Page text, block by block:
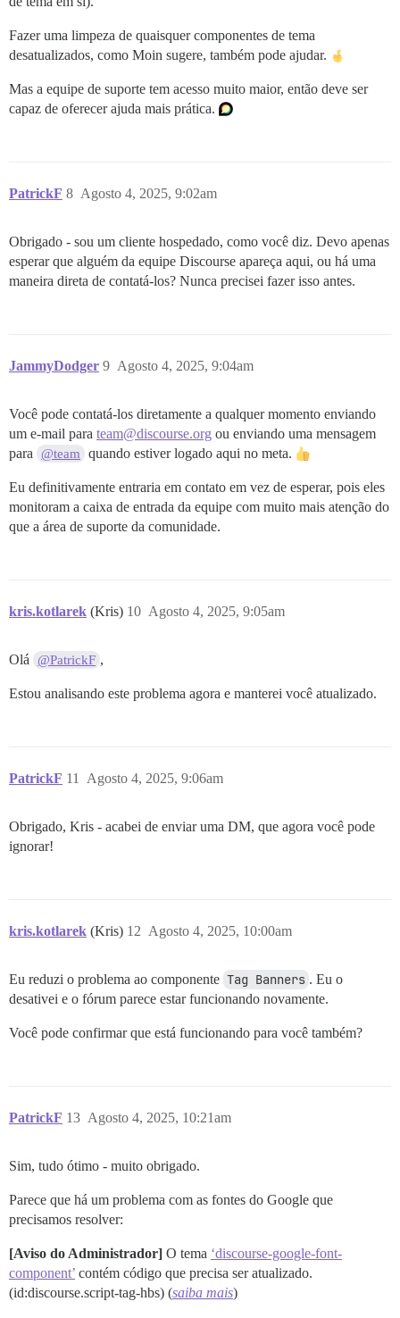
Fazer uma limpeza de quaisquer componentes de tema
desatualizados, como Moin sugere, também pode ajudar.
Mas a equipe de suporte tem acesso muito maior, então deve ser
capaz de oferecer ajuda mais prática.
PatrickF Agosto 4, 2025, 9:02am
8
Obrigado - sou um cliente hospedado, como você diz. Devo apenas
esperar que alguém da equipe Discourse apareça aqui, ou há uma
maneira direta de contatá-los? Nunca precisei fazer isso antes.
JammyDodger Agosto 4, 2025, 9:04am
9
Você pode contatá-los diretamente a qualquer momento enviando
um e-mail para team@discourse.org ou enviando uma mensagem
para
@team quando estiver logado aqui no meta.
Eu definitivamente entraria em contato em vez de esperar, pois eles
monitoram a caixa de entrada da equipe com muito mais atenção do
que a área de suporte da comunidade.
kris.kotlarek (Kris) Agosto 4, 2025, 9:05am
10
Olá @PatrickF ,
Estou analisando este problema agora e manterei você atualizado.
PatrickF Agosto 4, 2025, 9:06am
11
Obrigado, Kris - acabei de enviar uma DM, que agora você pode
ignorar!
kris.kotlarek (Kris) Agosto 4, 2025, 10:00am
12
Eu reduzi o problema ao componente Tag Banners . Eu o
desativei e o fórum parece estar funcionando novamente.
Você pode confirmar que está funcionando para você também?
PatrickF Agosto 4, 2025, 10:21am
13
Sim, tudo ótimo - muito obrigado.
Parece que há um problema com as fontes do Google que
precisamos resolver:
[Aviso do Administrador] O tema ‘discourse-google-font-
component’ contém código que precisa ser atualizado.
(id:discourse.script-tag-hbs) (saiba mais)